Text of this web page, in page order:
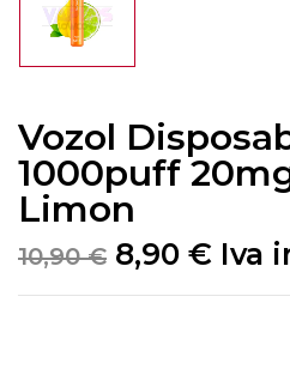
Vozol
1000puff
Limon
10,90€ 8,90 € Iva